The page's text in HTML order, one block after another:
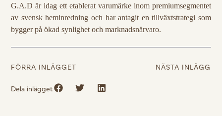
G.A.D är idag ett etablerat varumärke inom premiumsegmentet
av svensk heminredning och har antagit en tillväxtstrategi som
bygger på ökad synlighet och marknadsnärvaro.
FÖRRA INLÄGGET NÄSTA INLÄGG
Dela inlägget